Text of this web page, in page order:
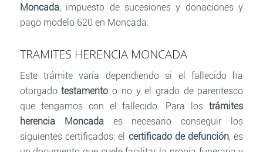
Moncada, impuesto de sucesiones y donaciones y
pago modelo 620 en Moncada.
TRAMITES HERENCIA MONCADA
Este trámite varía dependiendo si el fallecido ha
otorgadotestamentoo no y el grado de parentesco
que tengamos con el fallecido. Para lostrámites
herencia Moncadaes necesario conseguir los
siguientes certificados: el certificado de defunción, es